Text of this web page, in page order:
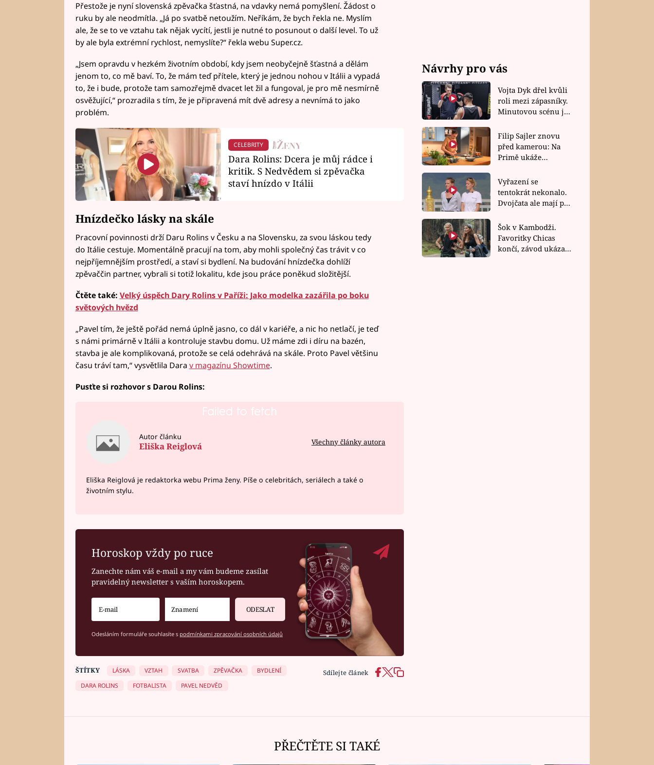
Přestože je nyní slovenská zpěvačka šťastná, na vdavky nemá pomyšlení. Žádost o
ruku by ale neodmítla. „Já po svatbě netoužím. Neříkám, že bych řekla ne. Myslím
ale, že se to ve vztahu tak nějak vycítí, jestli je nutné to posunout o další level. To už
by ale byla extrémní rychlost, nemyslíte?“ řekla webu Super.cz.
„Jsem opravdu v hezkém životním období, kdy jsem neobyčejně šťastná a dělám
jenom to, co mě baví. To, že mám teď přítele, který je jednou nohou v Itálii a vypadá
to, že i bude, protože tam samozřejmě dvacet let žil a fungoval, je pro mě nesmírně
osvěžující,“ prozradila s tím, že je připravená mít dvě adresy a nevnímá to jako
problém.
CELEBRITY
Dara Rolins: Dcera je můj rádce i
kritik. S Nedvědem si zpěvačka
staví hnízdo v Itálii
Hnízdečko lásky na skále
Pracovní povinnosti drží Daru Rolins v Česku a na Slovensku, za svou láskou tedy
do Itálie cestuje. Momentálně pracují na tom, aby mohli společný čas trávit v co
nejpříjemnějším prostředí, a staví si bydlení. Na budování hnízdečka dohlíží
zpěvaččin partner, vybrali si totiž lokalitu, kde jsou práce poněkud složitější.
Čtěte také: Velký úspěch Dary Rolins v Paříži: Jako modelka zazářila po boku
světových hvězd
„Pavel tím, že ještě pořád nemá úplně jasno, co dál v kariéře, a nic ho netlačí, je teď
s námi primárně v Itálii a kontroluje stavbu domu. Už máme zdi i díru na bazén,
stavba je ale komplikovaná, protože se celá odehrává na skále. Proto Pavel většinu
času tráví tam,“ vysvětlila Dara v magazínu Showtime.
Pusťte si rozhovor s Darou Rolins:
Failed to fetch
Autor článku
Eliška Reiglová Všechny články autora
Eliška Reiglová je redaktorka webu Prima ženy. Píše o celebritách, seriálech a také o
životním stylu.
Horoskop vždy po ruce
Zanechte nám váš e-mail a my vám budeme zasílat
pravidelný newsletter s vaším horoskopem.
ODESLAT
Odesláním formuláře souhlasíte s podmínkami zpracování osobních údajů
Sdílejte článek
ŠTÍTKY LÁSKA VZTAH SVATBA ZPĚVAČKA
BYDLENÍ
DARA ROLINS
FOTBALISTA PAVEL NEDVĚD
Návrhy pro vás
Vojta Dyk dřel kvůli
roli mezi zápasníky.
Minutovou scénu jel
Filip Sajler znovu
před kamerou: Na
Primě ukáže
rychlé recepty
Vyřazení se
tentokrát nekonalo.
Dvojčata ale mají po
závodu nůž na krku
Šok v Kambodži.
Favoritky Chicas
končí, závod ukázal
PŘEČTĚTE SI TAKÉ